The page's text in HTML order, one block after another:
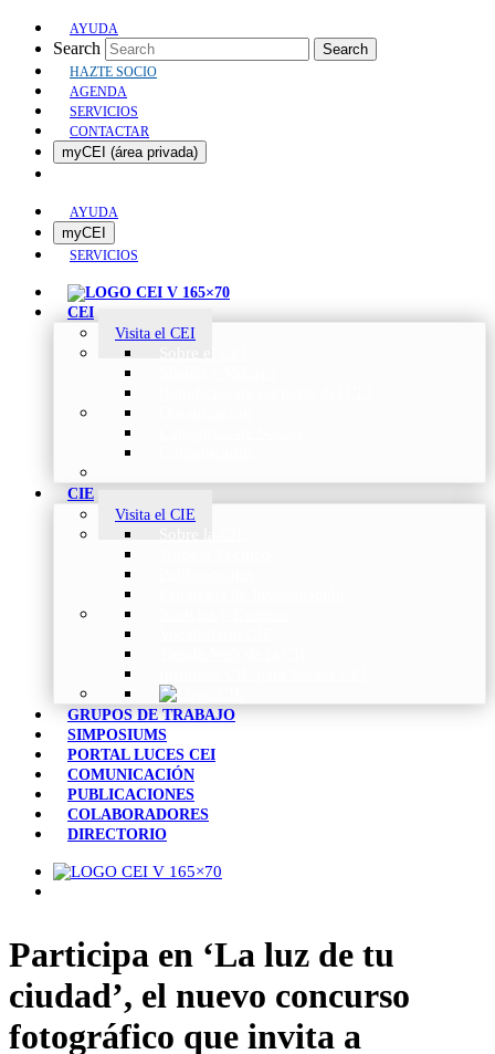
AYUDA
Search Search
HAZTE SOCIO
AGENDA
SERVICIOS
CONTACTAR
myCEI (área privada)
AYUDA
myCEI
SERVICIOS
CEI
Visita el CEI
CIE
Visita el CIE
GRUPOS DE TRABAJO
SIMPOSIUMS
PORTAL LUCES CEI
COMUNICACIÓN
PUBLICACIONES
COLABORADORES
DIRECTORIO
Participa en ‘La luz de tu
ciudad’, el nuevo concurso
fotográfico que invita a